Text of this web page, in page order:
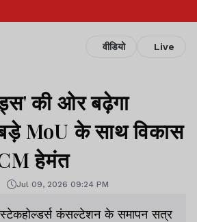
वीडियो Live
की ओर बढ़ेगा
MoU के साथ विकास
हेमंत
Jul 09, 2026 09:24 PM
कंसल्टेशन के समापन सत्र